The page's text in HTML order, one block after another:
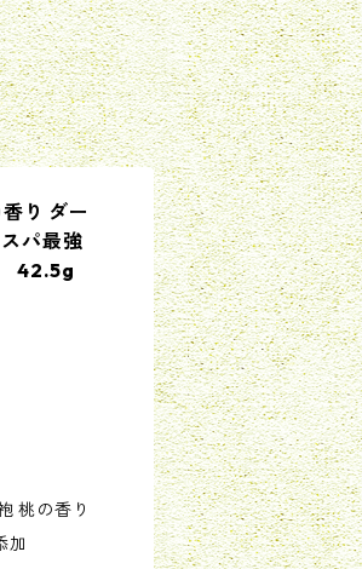
り ダー
パ最強
42.5g
桃の香り
加